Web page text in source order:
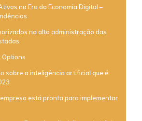
na Era da Economia Digital –
na alta administração das
Options
sobre a inteligência artificial que é
está pronta para implementar